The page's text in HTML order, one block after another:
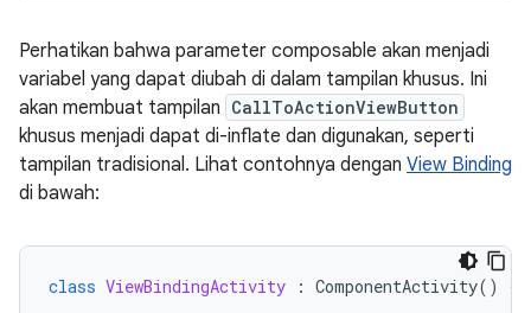
Perhatikan bahwa parameter composable akan menjadi
variabel yang dapat diubah di dalam tampilan khusus. Ini
akan membuat tampilan CallToActionViewButton
khusus menjadi dapat di-inflate dan digunakan, seperti
tampilan tradisional. Lihat contohnya dengan View Binding
di bawah:
class ViewBindingActivity : ComponentActivity() {